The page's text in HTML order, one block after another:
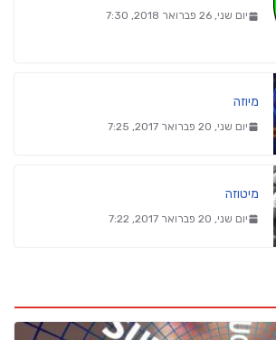
יום שני, 26 פברואר 2018, 7:30
מיוזה
יום שני, 20 פברואר 2017, 7:25
מיטוזה
יום שני, 20 פברואר 2017, 7:22